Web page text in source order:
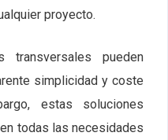
proyecto.
transversales pueden
simplicidad y coste
estas soluciones
todas las necesidades